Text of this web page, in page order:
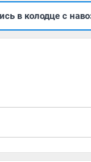
в колодце с